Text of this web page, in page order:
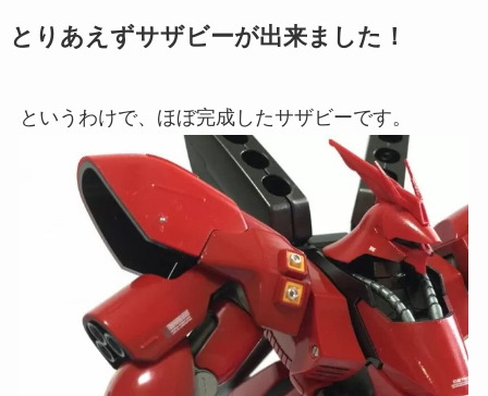
とりあえずサザビーが出来ました！
というわけで、ほぼ完成したサザビーです。